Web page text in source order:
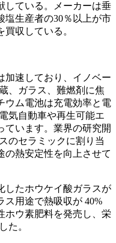
している。メーカーは垂
塩生産者の30％以上が市
収している。
加速しており、イノベー
、ガラス、難燃剤に焦
ウム電池は充電効率と電
気自動車や再生可能エ
ています。業界の研究開
のセラミックに割り当
の熱安定性を向上させて
したホウケイ酸ガラスが
ス用途で熱吸収が 40%
ホウ素肥料を発売し、栄
た。